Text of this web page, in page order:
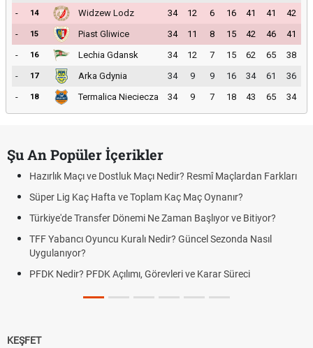
-
14 Widzew Lodz 34 12 6 16 41 41
42
-
15 Piast Gliwice 34 11 8 15 42 46
41
-
16 Lechia Gdansk 34 12 7 15 62 65
38
-
17 Arka Gdynia 34 9 9 16 34 61
36
-
18 Termalica Nieciecza 34 9 7 18 43 65 34
Şu An Popüler İçerikler
Hazırlık Maçı ve Dostluk Maçı Nedir? Resmî Maçlardan Farkları
Süper Lig Kaç Hafta ve Toplam Kaç Maç Oynanır?
Türkiye'de Transfer Dönemi Ne Zaman Başlıyor ve Bitiyor?
TFF Yabancı Oyuncu Kuralı Nedir? Güncel Sezonda Nasıl
Uygulanıyor?
PFDK Nedir? PFDK Açılımı, Görevleri ve Karar Süreci
KEŞFET